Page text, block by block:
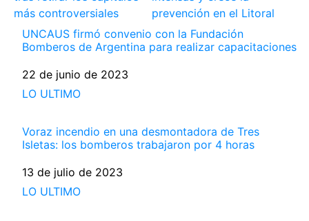
más controversiales
prevención en el Litoral
UNCAUS firmó convenio con la Fundación
Bomberos de Argentina para realizar capacitaciones
Fecha
22 de junio de 2023
Respecto a
LO ULTIMO
Voraz incendio en una desmontadora de Tres
Isletas: los bomberos trabajaron por 4 horas
Fecha
13 de julio de 2023
Respecto a
LO ULTIMO